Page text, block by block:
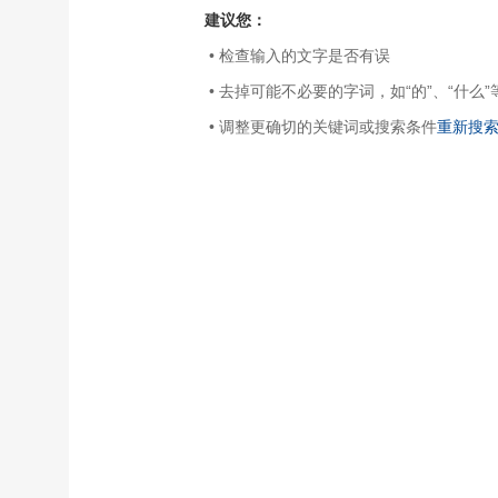
建议您：
• 检查输入的文字是否有误
• 去掉可能不必要的字词，如“的”、“什么”
• 调整更确切的关键词或搜索条件重新搜索